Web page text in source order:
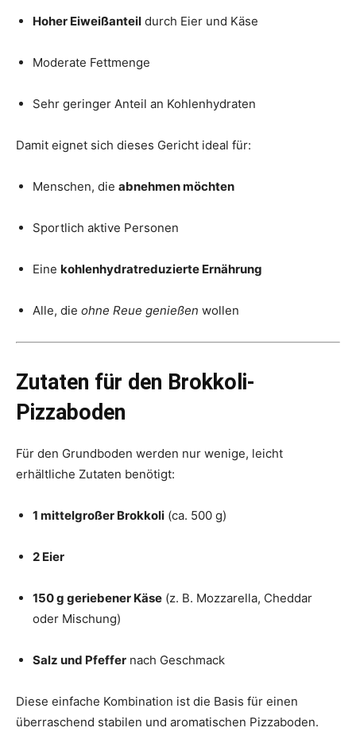
Hoher Eiweißanteil durch Eier und Käse
Moderate Fettmenge
Sehr geringer Anteil an Kohlenhydraten
Damit eignet sich dieses Gericht ideal für:
Menschen, die abnehmen möchten
Sportlich aktive Personen
Eine kohlenhydratreduzierte Ernährung
Alle, die ohne Reue genießen wollen
Zutaten für den Brokkoli-
Pizzaboden
Für den Grundboden werden nur wenige, leicht
erhältliche Zutaten benötigt:
1 mittelgroßer Brokkoli (ca. 500 g)
2 Eier
150 g geriebener Käse (z. B. Mozzarella, Cheddar
oder Mischung)
Salz und Pfeffer nach Geschmack
Diese einfache Kombination ist die Basis für einen
überraschend stabilen und aromatischen Pizzaboden.